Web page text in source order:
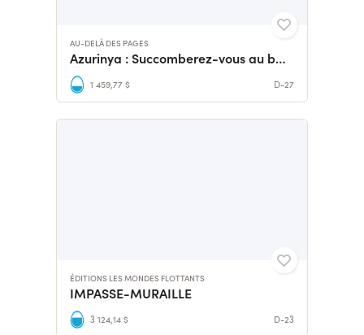
AU-DELÀ DES PAGES
Azurinya : Succomberez-vous au baiser du vampire ?
1 459,77 $ D-27
ÉDITIONS LES MONDES FLOTTANTS
IMPASSE-MURAILLE
3 124,14 $ D-23